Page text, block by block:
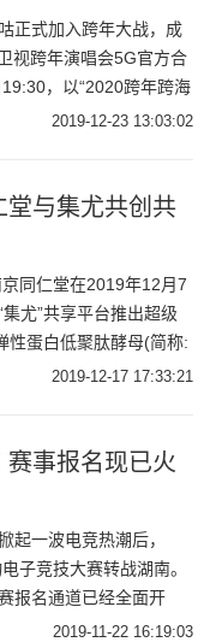
正式加入跨年大战，成
视跨年演唱会5G官方合
，以“2020跨年跨海
南卫视跨年演唱会将在海
2019-12-23 13:03:02
与集尤共创共
同仁堂在2019年12月7
尤”共享平台推出超级
性蛋白低聚肽酵母(简称:
一经推出备受
2019-12-17 17:33:21
事报名现已火
一波电竞热潮后，
子竞技大赛转战湖南。
报名通道已经全面开
”APP进入电竞赛事页面
2019-11-22 16:19:03